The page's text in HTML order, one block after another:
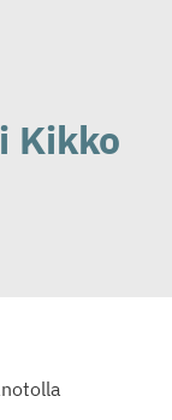
Kikko